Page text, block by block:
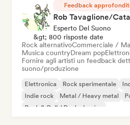
Feedback
Rob Tavaglione/
Esperto Del Suono
&gt; 800 risposte date
Rock alternativoCommerciale /
Musica countryDream pop
Fornire agli artisti un feedback
suono/produzione
Elettronica Rock sperimentale
Indie rock
Metal / Heavy metal
Rock & Roll / Rock classico